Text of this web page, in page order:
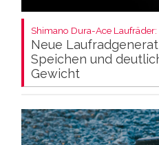
Shimano Dura-Ace Laufräder:
Neue
Speichen und
Gewicht